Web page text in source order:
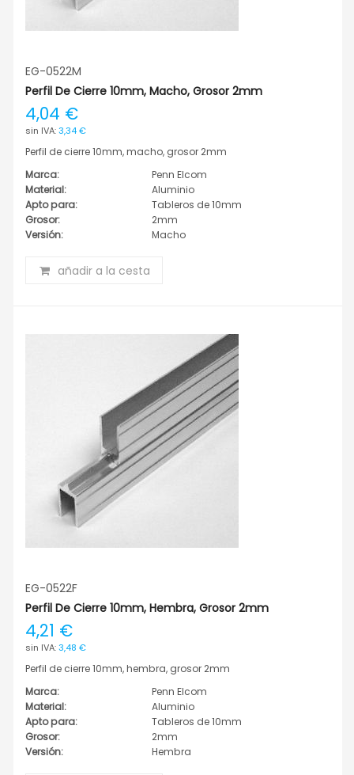
EG-0522M
Perfil De Cierre 10mm, Macho, Grosor 2mm
4,04 €
3,34 €
Perfil de cierre 10mm, macho, grosor 2mm
Marca:
Penn Elcom
Material:
Aluminio
Apto para:
Tableros de 10mm
Grosor:
2mm
Versión:
Macho
añadir a la cesta
EG-0522F
Perfil De Cierre 10mm, Hembra, Grosor 2mm
4,21 €
3,48 €
Perfil de cierre 10mm, hembra, grosor 2mm
Marca:
Penn Elcom
Material:
Aluminio
Apto para:
Tableros de 10mm
Grosor:
2mm
Versión:
Hembra